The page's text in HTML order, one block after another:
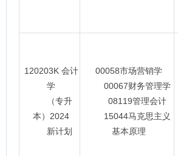
120203K 会计
学
（专升
本）2024
新计划
00058市场营销学
00067财务管理学
08119管理会计
15044马克思主义
基本原理